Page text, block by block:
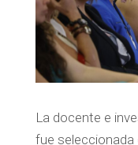
La docente e
fue seleccionada